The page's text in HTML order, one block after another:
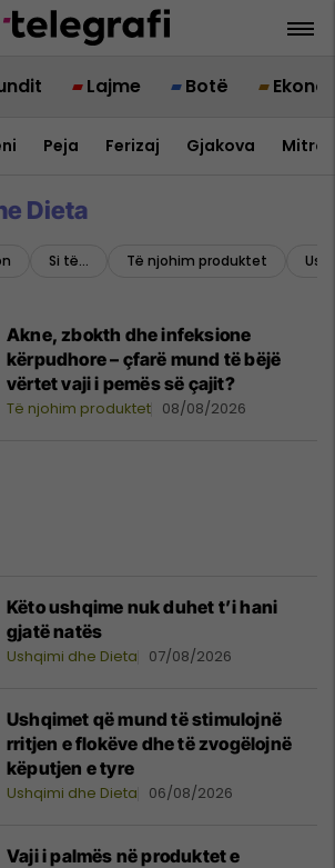
Lajme Botë
Peja Ferizaj Gjakova
Dieta
Si të… Të njohim produktet
Akne, zbokth dhe infeksione
kërpudhore – çfarë mund të bëjë
vërtet vaji i pemës së çajit?
Të njohim produktet 08/08/2026
Këto ushqime nuk duhet t’i hani
gjatë natës
Ushqimi dhe Dieta 07/08/2026
Ushqimet që mund të stimulojnë
rritjen e flokëve dhe të zvogëlojnë
këputjen e tyre
Ushqimi dhe Dieta 06/08/2026
Vaji i palmës në produktet e